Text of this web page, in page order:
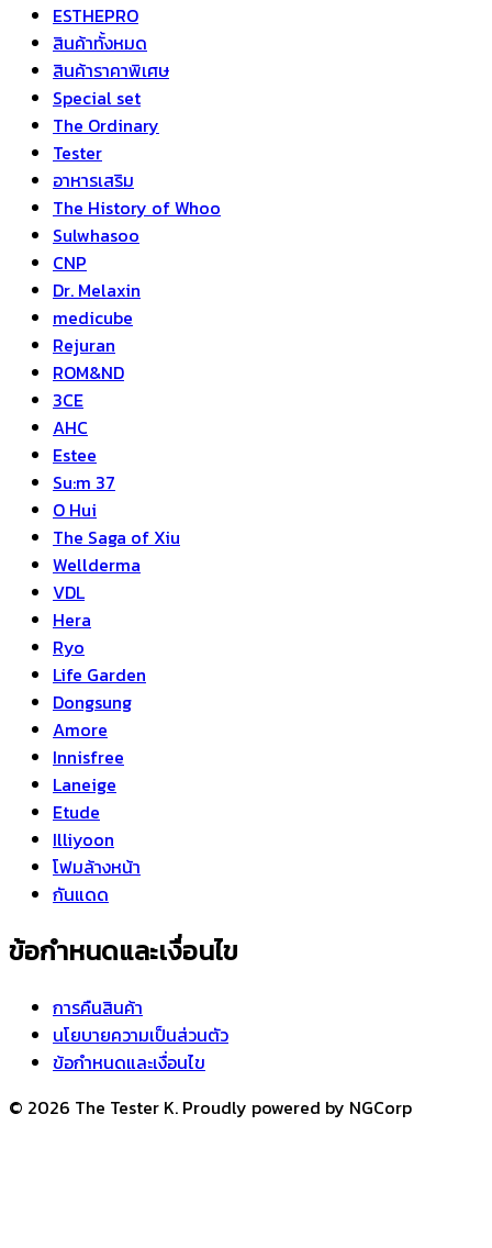
ESTHEPRO
สินค้าทั้งหมด
สินค้าราคาพิเศษ
Special set
The Ordinary
Tester
อาหารเสริม
The History of Whoo
Sulwhasoo
CNP
Dr. Melaxin
medicube
Rejuran
ROM&ND
3CE
AHC
Estee
Su:m 37
O Hui
The Saga of Xiu
Wellderma
VDL
Hera
Ryo
Life Garden
Dongsung
Amore
Innisfree
Laneige
Etude
Illiyoon
โฟมล้างหน้า
กันแดด
ข้อกำหนดและเงื่อนไข
การคืนสินค้า
นโยบายความเป็นส่วนตัว
ข้อกำหนดและเงื่อนไข
© 2026 The Tester K. Proudly powered by NGCorp